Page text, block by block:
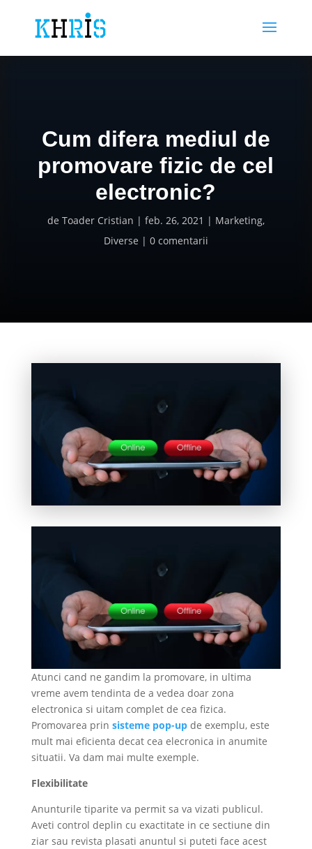
Cum difera mediul de
promovare fizic de cel
electronic?
de Toader Cristian feb. 26, 2021 Marketing,
Diverse
0 comentarii
Atunci cand ne gandim la promovare, in ultima
vreme avem tendinta de a vedea doar zona
electronica si uitam complet de cea fizica.
Promovarea prin sisteme pop-up de exemplu, este
mult mai eficienta decat cea elecronica in anumite
situatii. Va dam mai multe exemple.
Flexibilitate
Anunturile tiparite va permit sa va vizati publicul.
Aveti control deplin cu exactitate in ce sectiune din
ziar sau revista plasati anuntul si puteti face acest